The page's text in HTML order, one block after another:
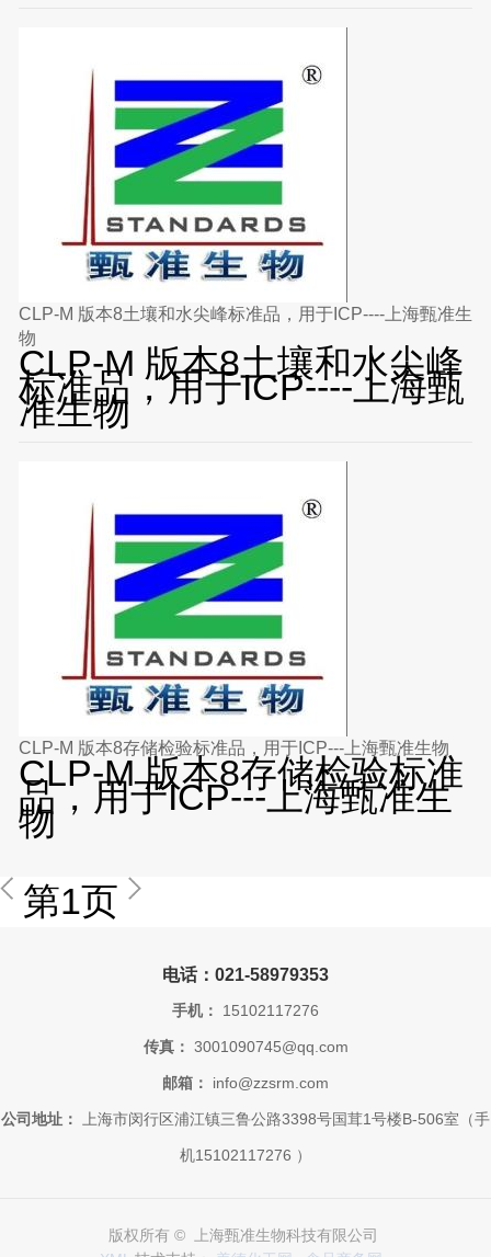
CLP-M 版本8土壤和水尖峰标准品，用于ICP----上海甄准生
物
CLP-M 版本8土壤和水尖峰
标准品，用于ICP----上海甄
准生物
CLP-M 版本8存储检验标准品，用于ICP---上海甄准生物
CLP-M 版本8存储检验标准
品，用于ICP---上海甄准生
物
第1页
电话：021-58979353
手机： 15102117276
传真： 3001090745@qq.com
邮箱： info@zzsrm.com
公司地址： 上海市闵行区浦江镇三鲁公路3398号国茸1号楼B-506室（手
机15102117276 ）
版权所有 © 上海甄准生物科技有限公司